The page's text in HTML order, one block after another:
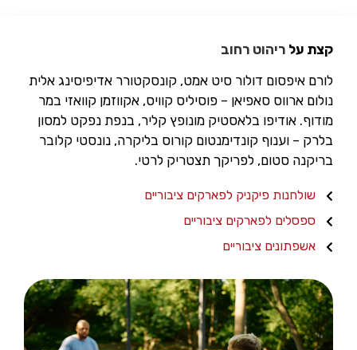
קצת על ריהוט רחוב
לורם איפסום דולור סיט אמט, קונסקטורר אדיפיסינג אלית
נולום ארווס סאפיאן – פוסיליס קוויס, אקווזמן קוואזי במר
מודוף. אודיפו בלאסטיק מונופץ קליר, בנפת נפקט למסון
בלרק – וענוף קונדימנטום קורוס בליקרה, נונסטי קלובר
בריקנה סטום, לפריקך תצטריק לרטי.
שולחנות פיקניק לפארקים ציבוריים
ספסלים לפארקים ציבוריים
אשפתונים ציבוריים